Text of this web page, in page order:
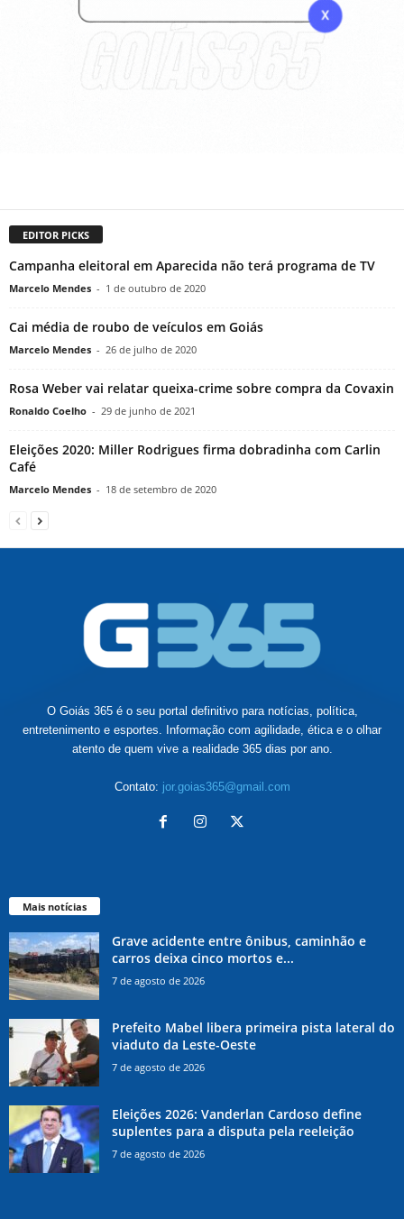
EDITOR PICKS
Campanha eleitoral em Aparecida não terá programa de TV
Marcelo Mendes - 1 de outubro de 2020
Cai média de roubo de veículos em Goiás
Marcelo Mendes - 26 de julho de 2020
Rosa Weber vai relatar queixa-crime sobre compra da Covaxin
Ronaldo Coelho - 29 de junho de 2021
Eleições 2020: Miller Rodrigues firma dobradinha com Carlin
Café
Marcelo Mendes - 18 de setembro de 2020
O Goiás 365 é o seu portal definitivo para notícias, política,
entretenimento e esportes. Informação com agilidade, ética e o olhar
atento de quem vive a realidade 365 dias por ano.
Contato: jor.goias365@gmail.com
Mais notícias
Grave acidente entre ônibus, caminhão e
carros deixa cinco mortos e...
7 de agosto de 2026
Prefeito Mabel libera primeira pista lateral do
viaduto da Leste-Oeste
7 de agosto de 2026
Eleições 2026: Vanderlan Cardoso define
suplentes para a disputa pela reeleição
7 de agosto de 2026